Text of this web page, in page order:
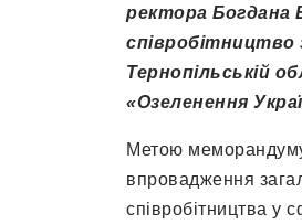
ректора Богдана
Тернопільській
«Озеленення
Метою
впровадження
співробітництва у